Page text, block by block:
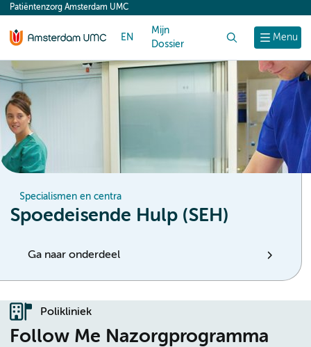
content
Menu
Patiëntenzorg Amsterdam UMC
EN
Mijn
Dossier
Specialismen en centra
Spoedeisende Hulp (SEH)
Ga naar onderdeel
Polikliniek
Follow Me Nazorgprogramma